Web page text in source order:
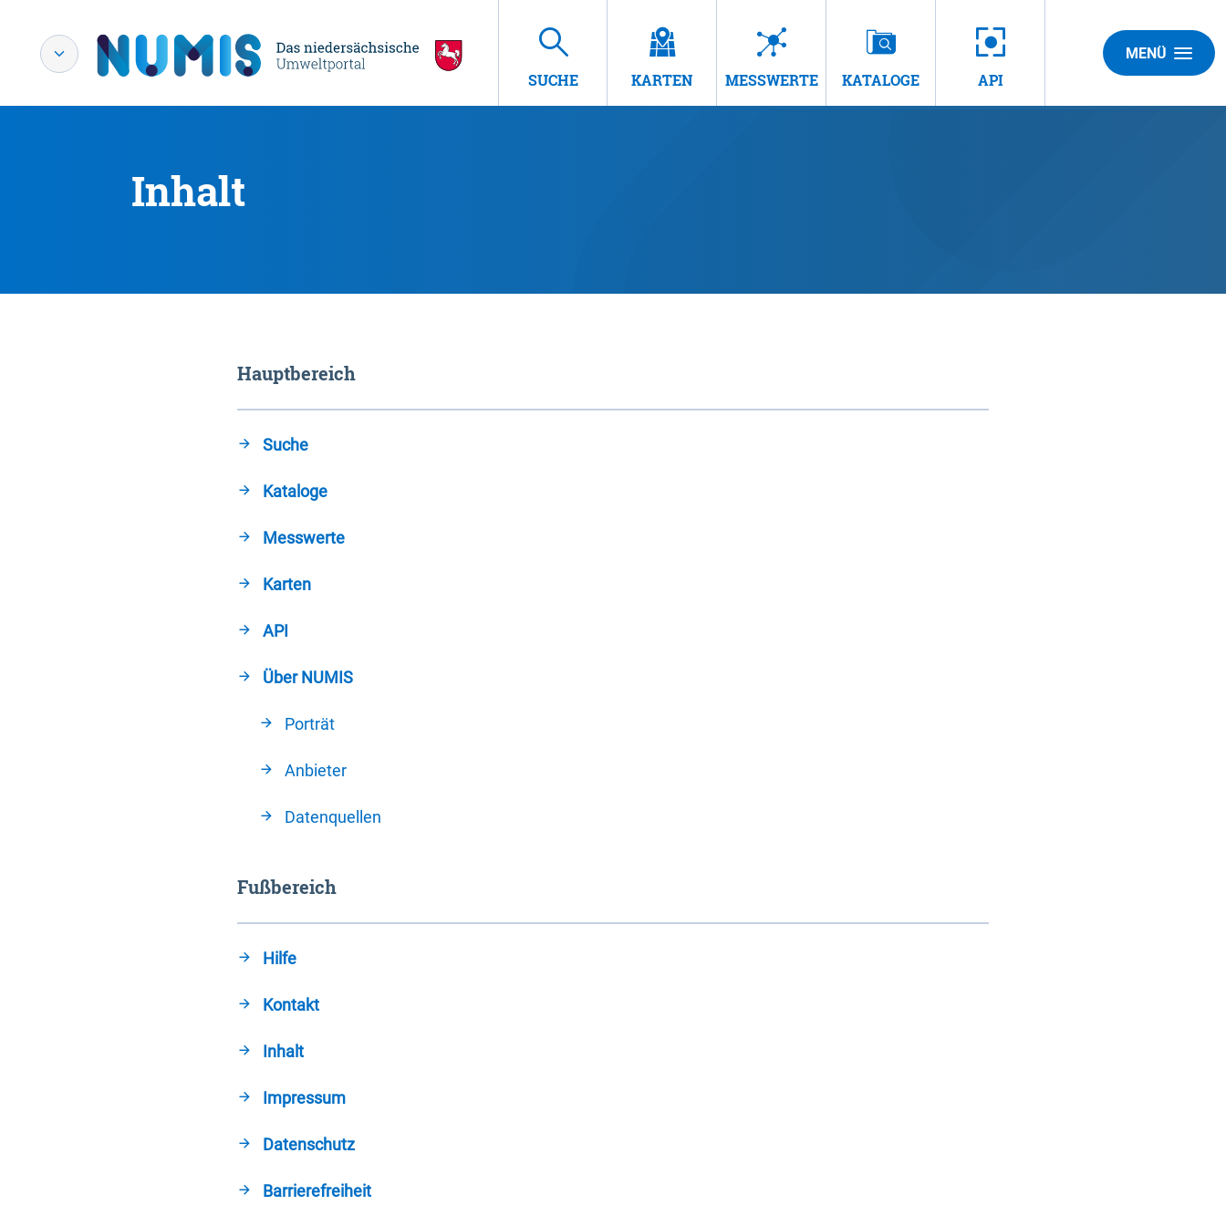
SUCHE KARTEN MESSWERTE KATALOGE API
MENÜ
Inhalt
Hauptbereich
Suche
Kataloge
Messwerte
Karten
API
Über NUMIS
Porträt
Anbieter
Datenquellen
Fußbereich
Hilfe
Kontakt
Inhalt
Impressum
Datenschutz
Barrierefreiheit